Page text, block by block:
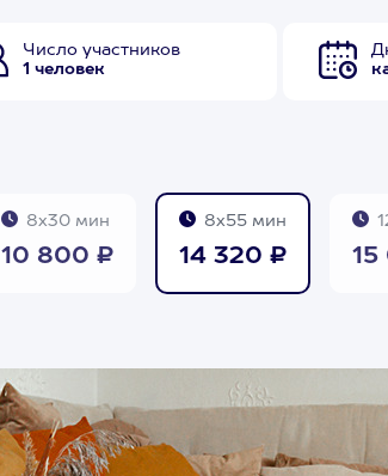
Число участников
1 человек
8х30 мин
10 800 ₽
8х55 мин
14 320 ₽